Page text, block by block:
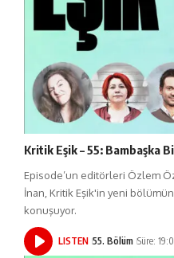
Kritik Eşik – 55: Bambaşka
Episode’un editörleri Özlem
İnan, Kritik Eşik'in yeni
konuşuyor.
LISTEN 55. Bölüm Süre: